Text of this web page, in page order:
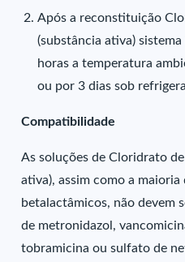
Após a reconstituição
(substância ativa)
horas a temperatura
ou por 3 dias sob
Compatibilidade
As soluções de Cloridrato
ativa), assim como a
betalactâmicos, não devem
de metronidazol,
tobramicina ou sulfato de